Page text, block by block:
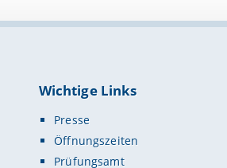
Wichtige Links
Presse
Öffnungszeiten
Prüfungsamt